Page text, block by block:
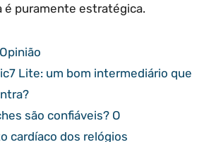
é puramente estratégica.
Lite: um bom intermediário que
são confiáveis? O
cardíaco dos relógios